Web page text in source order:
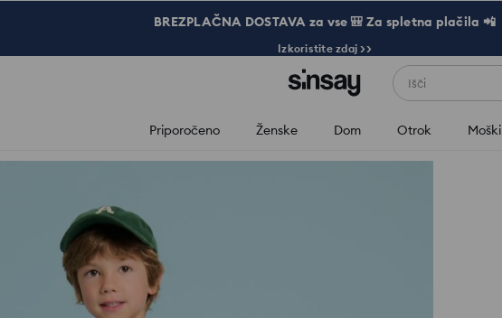
BREZPLAČNA DOSTAVA za vse 🎒 Za spletna plačila 📲
Izkoristite zdaj >>
Išči
Priporočeno Ženske Dom Otrok Moški